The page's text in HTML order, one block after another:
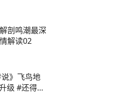
剖鸣潮最深
解读02
说》飞鸟地
级 #还得是